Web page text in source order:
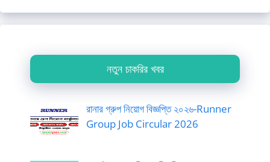
নতুন চাকরির খবর
রানার গ্রুপ নিয়োগ বিজ্ঞপ্তি ২০২৬-Runner
Group Job Circular 2026